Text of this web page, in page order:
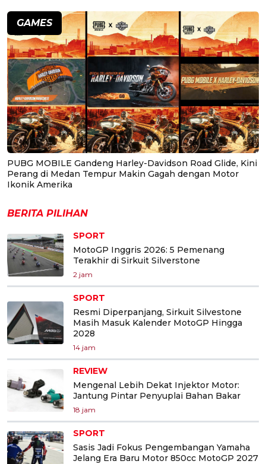
GAMES
PUBG MOBILE Gandeng Harley-Davidson Road Glide, Kini
Perang di Medan Tempur Makin Gagah dengan Motor
Ikonik Amerika
BERITA PILIHAN
SPORT
MotoGP Inggris 2026: 5 Pemenang
Terakhir di Sirkuit Silverstone
2 jam
SPORT
Resmi Diperpanjang, Sirkuit Silvestone
Masih Masuk Kalender MotoGP Hingga
2028
14 jam
REVIEW
Mengenal Lebih Dekat Injektor Motor:
Jantung Pintar Penyuplai Bahan Bakar
18 jam
SPORT
Sasis Jadi Fokus Pengembangan Yamaha
Jelang Era Baru Motor 850cc MotoGP 2027